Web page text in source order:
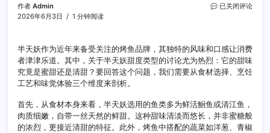
作者 Admin
2026年6月3日
1 分钟阅读
半
度
类
型
是
还
是
清
已关闭评论
半天妖作为近年来备受关注的烤鱼品牌，其独特的风味和口感让消费
者津津乐道。其中，关于半天妖甜度类型的讨论尤为热烈：它的甜味
究竟是蜜甜还是清甜？要回答这个问题，我们需要从食材选择、烹饪
工艺和味觉体验三个维度来剖析。
首先，从食材本身来看，半天妖选用的鱼类多为鲜活鮰鱼或清江鱼，
肉质细嫩，自带一丝天然的鲜甜。这种甜味清淡而悠长，并非蜜糖般
的浓烈，更接近清甜的特征。此外，烤鱼中搭配的蔬菜如洋葱、青椒